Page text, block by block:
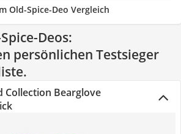
Old-Spice-Deo Vergleich
Deos:
persönlichen Testsieger
Collection Bearglove